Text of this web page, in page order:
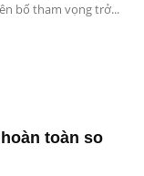
bố tham vọng trở...
toàn so